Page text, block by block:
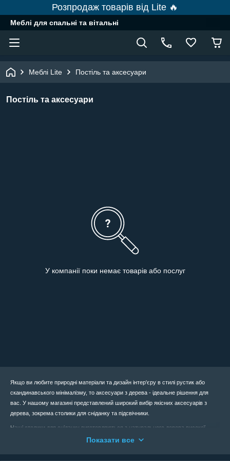
Розпродаж товарів від Lite 🔥
Меблі для спальні та вітальні
Меблі Lite Постіль та аксесуари
Постіль та аксесуари
У компанії поки немає товарів або послуг
Якщо ви любите природні матеріали та дизайн інтер'єру в стилі рустик або
скандинавського мінімалізму, то аксесуари з дерева - ідеальне рішення для
вас. У нашому магазині представлений широкий вибір якісних аксесуарів з
дерева, зокрема столики для сніданку та підсвічники.
Наші столики для сніданку виготовляються з натурального дерева високої
якості, мають довговічність та стійкість до впливу вологи. Вони ідеально
Показати все